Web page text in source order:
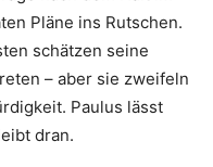
Pläne ins Rutschen.
schätzen seine
– aber sie zweifeln
Paulus lässt
dran.